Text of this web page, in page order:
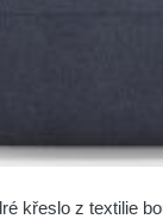
křeslo z textilie